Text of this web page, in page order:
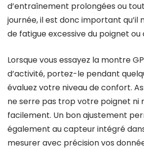
d’entraînement prolongées ou
journée, il est donc important qu’il
de fatigue excessive du poignet ou
Lorsque vous essayez la montre
d’activité, portez-le pendant
évaluez votre niveau de confort.
ne serre pas trop votre poignet ni
facilement. Un bon ajustement
également au capteur intégré
mesurer avec précision vos